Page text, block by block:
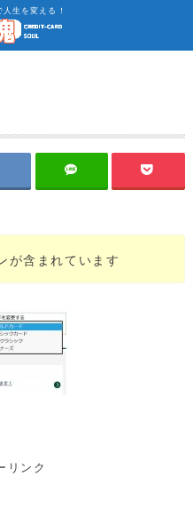
生を変える！
が含まれています
リンク